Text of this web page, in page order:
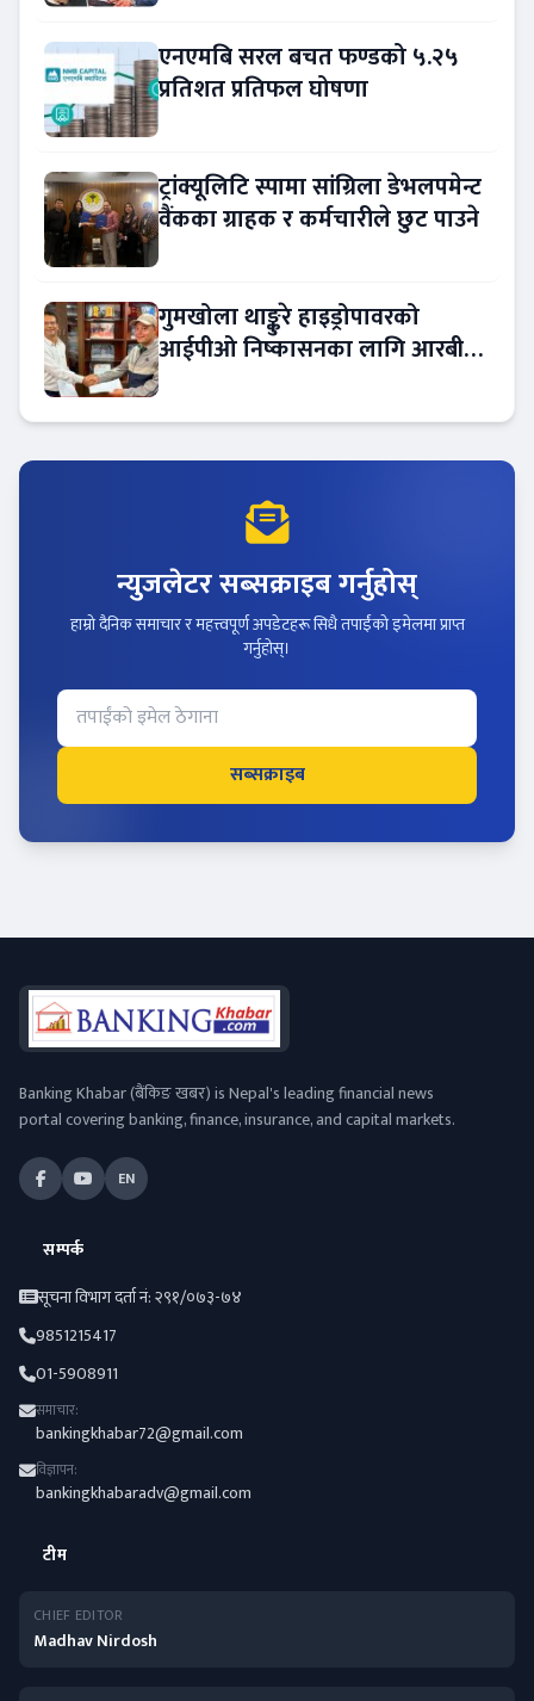
एनएमबि सरल बचत फण्डको ५.२५
प्रतिशत प्रतिफल घोषणा
ट्रांक्यूलिटि स्पामा सांग्रिला डेभलपमेन्ट
वैंकका ग्राहक र कर्मचारीले छुट पाउने
गुमखोला थाङ्कुरे हाइड्रोपावरको
आईपीओ निष्कासनका लागि आरबीबी
न्युजलेटर सब्सक्राइब गर्नुहोस्
हाम्रो दैनिक समाचार र महत्त्वपूर्ण अपडेटहरू सिधै तपाईंको इमेलमा प्राप्त
गर्नुहोस्।
सब्सक्राइब
Banking Khabar (बैंकिङ खबर) is Nepal's leading financial news
portal covering banking, finance, insurance, and capital markets.
EN
सम्पर्क
सूचना विभाग दर्ता नं: २९१/०७३-७४
9851215417
01-5908911
समाचार:
bankingkhabar72@gmail.com
विज्ञापन:
bankingkhabaradv@gmail.com
टीम
CHIEF EDITOR
Madhav Nirdosh